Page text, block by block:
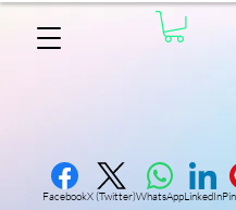
FacebookX (Twitter)WhatsAppLinkedIn